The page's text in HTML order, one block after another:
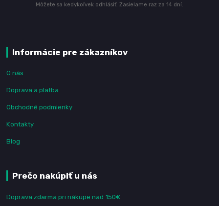
Môžete sa kedykoľvek odhlásiť. Zasielame raz za 14 dní.
Informácie pre zákazníkov
O nás
Doprava a platba
Obchodné podmienky
Kontakty
Blog
Prečo nakúpiť u nás
Doprava zdarma pri nákupe nad 150€